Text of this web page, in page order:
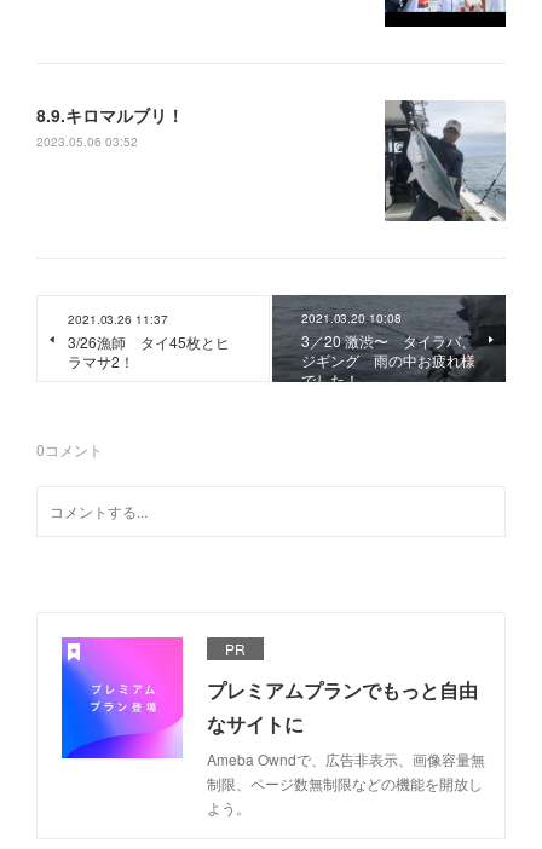
8.9.キロマルブリ！
2023.05.06 03:52
2021.03.26 11:37
3/26漁師 タイ45枚とヒ
ラマサ2！
2021.03.20 10:08
3／20 激渋〜 タイラバ、
ジギング 雨の中お疲れ様
でした！
0コメント
PR
プレミアムプランでもっと自由
なサイトに
Ameba Owndで、広告非表示、画像容量無
制限、ページ数無制限などの機能を開放し
よう。